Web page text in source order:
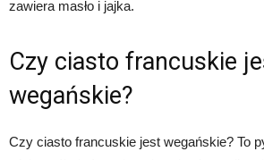
zawiera masło i jajka.
Czy ciasto francuskie
wegańskie?
Czy ciasto francuskie jest wegańskie? To